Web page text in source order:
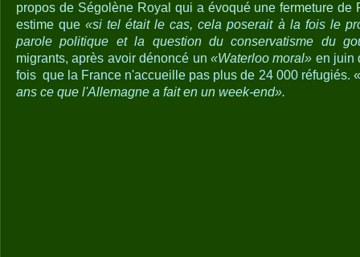
propos de Ségolène Royal qui a évoqué une fermeture de
estime que«si tel était le cas, cela poserait à la fois le
parole politique et la question du conservatisme du
migrants, après avoir dénoncé un «Waterloo moral» en juin
fois que la France n'accueille pas plus de 24 000 réfugiés. «
ans ce que l'Allemagne a fait en un week-end».